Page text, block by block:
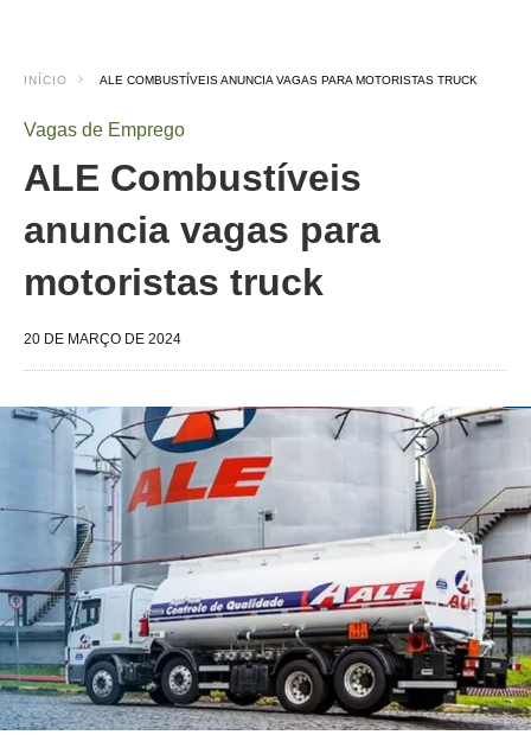
INÍCIO ALE COMBUSTÍVEIS ANUNCIA VAGAS PARA MOTORISTAS TRUCK
Vagas de Emprego
ALE Combustíveis
anuncia vagas para
motoristas truck
20 DE MARÇO DE 2024